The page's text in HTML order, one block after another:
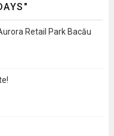
Retail Park Bacău